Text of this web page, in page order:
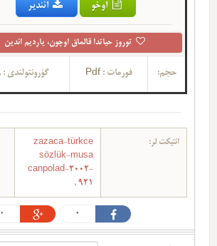
اوخو ائندیر
توروز حیاتدا قالماق اوچون، یاردیم ائدین
حجم: فورمات :Pdf گؤرونتولندی :
ائتیکت لر:
zazaca-türkce
sözlük-musa
canpolad-2002-
921
,
0
0